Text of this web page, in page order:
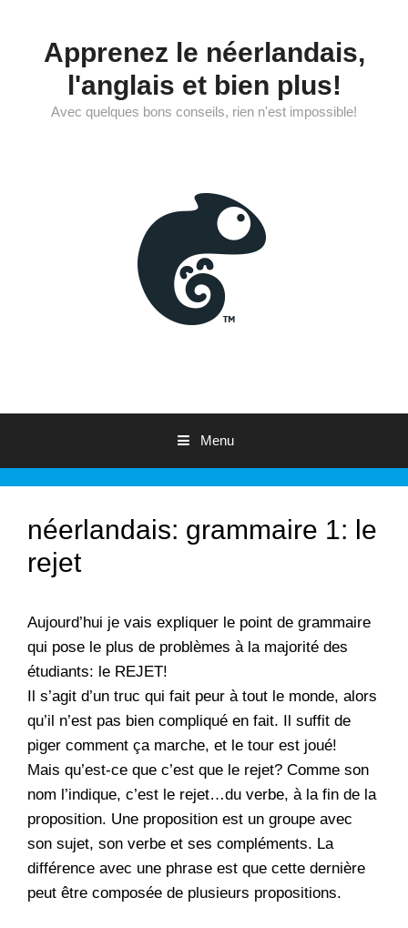
contenuApprenez le néerlandais,
l'anglais et bien plus!
Avec quelques bons conseils, rien n'est impossible!
Menu
néerlandais: grammaire 1: le
rejet
Aujourd’hui je vais expliquer le point de grammaire
qui pose le plus de problèmes à la majorité des
étudiants: le REJET!
Il s’agit d’un truc qui fait peur à tout le monde, alors
qu’il n’est pas bien compliqué en fait. Il suffit de
piger comment ça marche, et le tour est joué!
Mais qu’est-ce que c’est que le rejet? Comme son
nom l’indique, c’est le rejet…du verbe, à la fin de la
proposition. Une proposition est un groupe avec
son sujet, son verbe et ses compléments. La
différence avec une phrase est que cette dernière
peut être composée de plusieurs propositions.